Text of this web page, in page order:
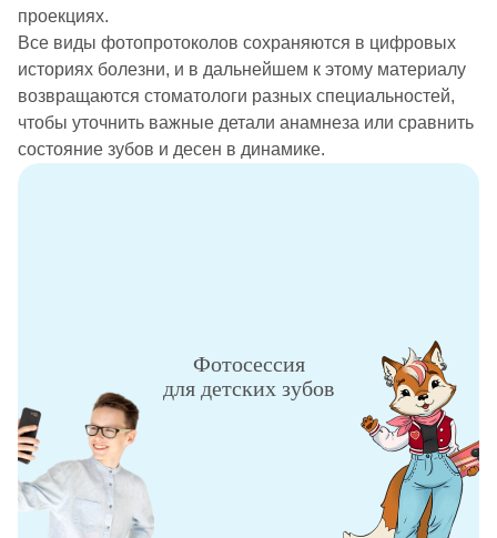
проекциях.
Все виды фотопротоколов сохраняются в цифровых
историях болезни, и в дальнейшем к этому материалу
возвращаются стоматологи разных специальностей,
чтобы уточнить важные детали анамнеза или сравнить
состояние зубов и десен в динамике.
Фотосессия
для детских зубов